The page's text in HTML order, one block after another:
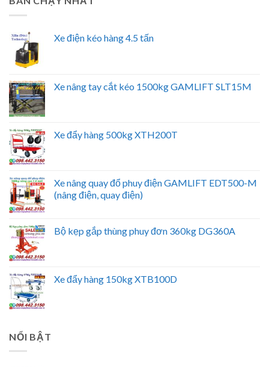
Xe điện kéo hàng 4.5 tấn
Xe nâng tay cắt kéo 1500kg GAMLIFT SLT15M
Xe đẩy hàng 500kg XTH200T
Xe nâng quay đổ phuy điện GAMLIFT EDT500-M
(nâng điện, quay điện)
Bộ kẹp gắp thùng phuy đơn 360kg DG360A
Xe đẩy hàng 150kg XTB100D
NỔI BẬT